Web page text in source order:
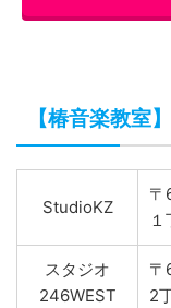
【椿音楽教室
StudioKZ
〒
スタジオ
246WEST
〒
2